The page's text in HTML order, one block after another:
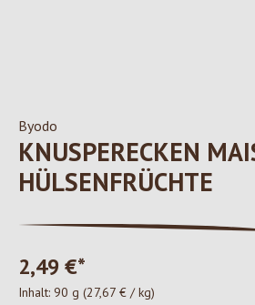
Byodo
KNUSPERECKEN
HÜLSENFRÜCHTE
2,49 €*
Inhalt: 90 g (27,67 € / kg)